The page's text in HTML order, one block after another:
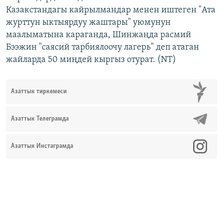
Казакстандагы кайрылмандар менен иштеген "Ата
журттун ыктыярдуу жаштары" уюмунун
маалыматына караганда, Шинжаңда расмий
Бээжин "саясий тарбиялоочу лагерь" деп атаган
жайларда 50 миңдей кыргыз отурат. (NT)
Азаттык тиркемеси
Азаттык Телеграмда
Азаттык Инстаграмда